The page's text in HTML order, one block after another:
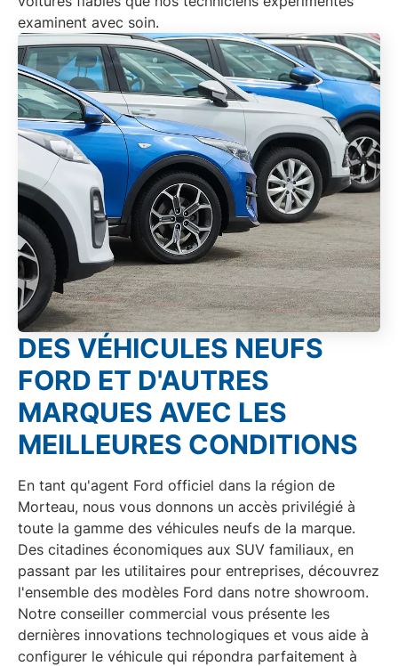
examinent avec soin.
DES VÉHICULES NEUFS
FORD ET D'AUTRES
MARQUES AVEC LES
MEILLEURES CONDITIONS
En tant qu'agent Ford officiel dans la région de
Morteau, nous vous donnons un accès privilégié à
toute la gamme des véhicules neufs de la marque.
Des citadines économiques aux SUV familiaux, en
passant par les utilitaires pour entreprises, découvrez
l'ensemble des modèles Ford dans notre showroom.
Notre conseiller commercial vous présente les
dernières innovations technologiques et vous aide à
configurer le véhicule qui répondra parfaitement à